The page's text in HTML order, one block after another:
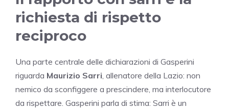
richiesta di rispetto
reciproco
Una parte centrale delle dichiarazioni di Gasperini
riguarda Maurizio Sarri, allenatore della Lazio: non
nemico da sconfiggere a prescindere, ma interlocutore
da rispettare. Gasperini parla di stima: Sarri è un